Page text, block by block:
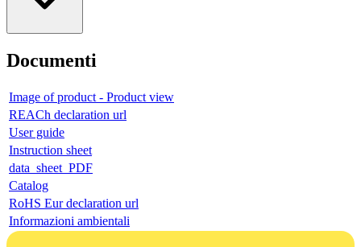
Documenti
Image of product - Product view
REACh declaration url
User guide
Instruction sheet
data_sheet_PDF
Catalog
RoHS Eur declaration url
Informazioni ambientali